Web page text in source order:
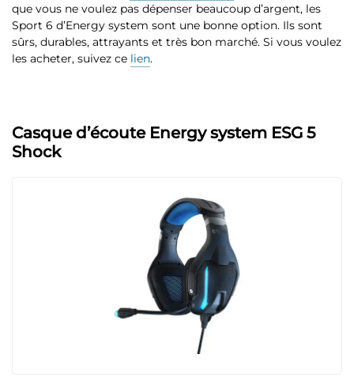
que vous ne voulez pas dépenser beaucoup d’argent, les
Sport 6 d’Energy system sont une bonne option. Ils sont
sûrs, durables, attrayants et très bon marché. Si vous voulez
les acheter, suivez ce lien.
Casque d’écoute Energy system ESG 5
Shock